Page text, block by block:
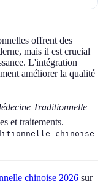
offrent des
mais il est crucial
L'intégration
améliorer la qualité
Traditionnelle
et traitements.
chinoise
chinoise 2026 sur